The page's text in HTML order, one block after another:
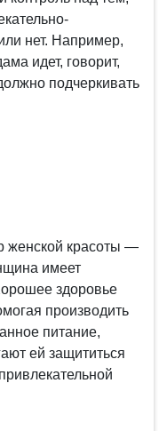
нет. Например,
идет, говорит,
подчеркивать
женской красоты —
имеет
здоровье
производить
питание,
ей защититься